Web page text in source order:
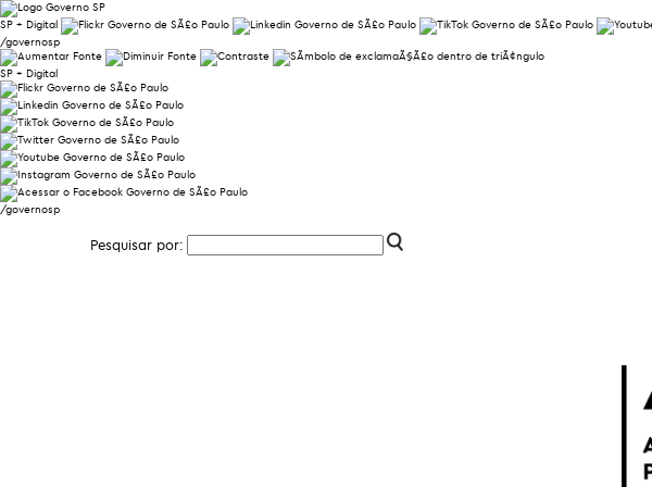
SP + Digital
/governosp
SP + Digital
/governosp
Pesquisar por: